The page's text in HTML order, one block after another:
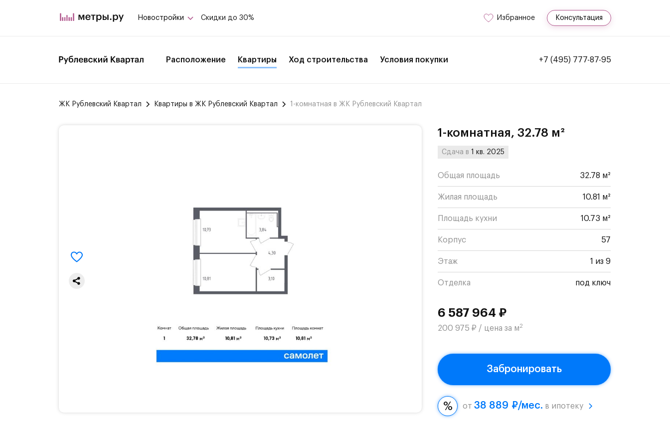
Новостройки Скидки до 30% Избранное Консультация
Расположение Квартиры Ход строительства Условия покупки +7 (495) 777-87-95
ЖК Рублевский Квартал Квартиры в ЖК Рублевский Квартал 1-комнатная в ЖК Рублевский Квартал
1-комнатная, 32.78 м²
Сдача в1 кв. 2025
Общая площадь 32.78 м²
Жилая площадь 10.81 м²
Площадь кухни 10.73 м²
Корпус 57
Этаж 1 из 9
Отделка под ключ
6 587 964 ₽
200 975 ₽ / цена за м2
Забронировать
от 38 889 ₽/мес. в ипотеку